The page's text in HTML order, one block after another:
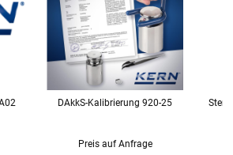
DAkkS-Kalibrierung 920-25
19,44 €inkl. 19% USt.
Preis auf Anfrage